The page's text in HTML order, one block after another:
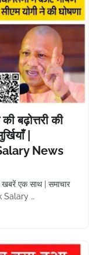
बढ़ोत्तरी की
|
News
खबरें एक साथ | समाचार
Salary …